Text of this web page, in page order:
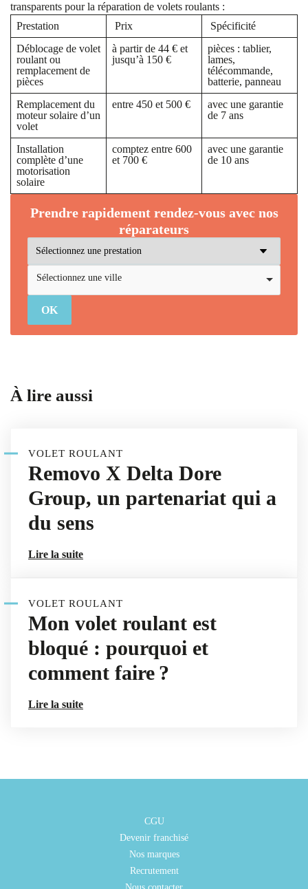
transparents pour la réparation de volets roulants :
Prestation
Prix
Spécificité
Déblocage de volet
roulant ou
remplacement de
pièces
à partir de 44 € et
jusqu’à 150 €
pièces : tablier,
lames,
télécommande,
batterie, panneau
Remplacement du
moteur solaire d’un
volet
entre 450 et 500 €
avec une garantie
de 7 ans
Installation
complète d’une
motorisation
solaire
comptez entre 600
et 700 €
avec une garantie
de 10 ans
Prendre rapidement rendez-vous avec nos
réparateurs
Sélectionnez une ville
À lire aussi
VOLET ROULANT
Removo X Delta Dore
Group, un partenariat qui a
du sens
Lire la suite
VOLET ROULANT
Mon volet roulant est
bloqué : pourquoi et
comment faire ?
Lire la suite
CGU
Devenir franchisé
Nos marques
Recrutement
Nous contacter